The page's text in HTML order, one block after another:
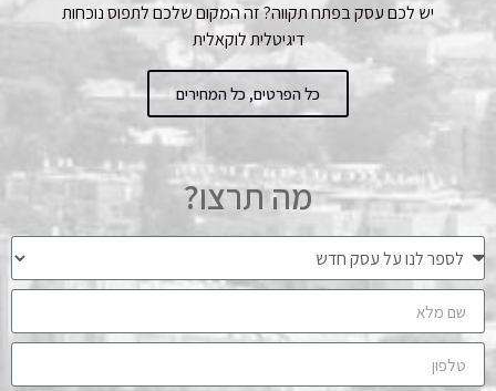
יש לכם עסק בפתח תקווה? זה המקום שלכם לתפוס נוכחות
דיגיטלית לוקאלית
כל הפרטים, כל המחירים
מה תרצו?